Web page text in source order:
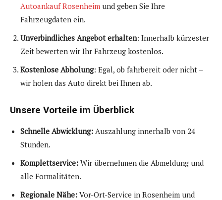
Autoankauf Rosenheim und geben Sie Ihre
Fahrzeugdaten ein.
Unverbindliches Angebot erhalten: Innerhalb kürzester
Zeit bewerten wir Ihr Fahrzeug kostenlos.
Kostenlose Abholung: Egal, ob fahrbereit oder nicht –
wir holen das Auto direkt bei Ihnen ab.
Unsere Vorteile im Überblick
Schnelle Abwicklung: Auszahlung innerhalb von 24
Stunden.
Komplettservice: Wir übernehmen die Abmeldung und
alle Formalitäten.
Regionale Nähe: Vor-Ort-Service in Rosenheim und